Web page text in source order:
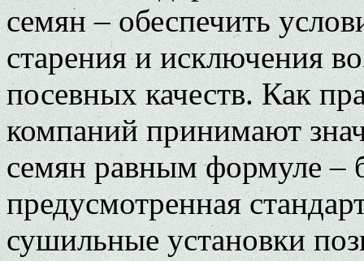
семян – обеспечить
старения и исключения
посевных качеств. Как
компаний принимают
семян равным формуле –
предусмотренная
сушильные установки